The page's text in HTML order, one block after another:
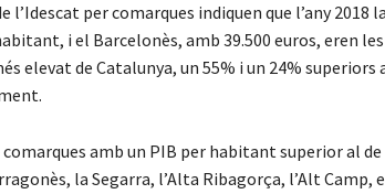
l’Idescat per comarques indiquen que l’any 2018
i el Barcelonès, amb 39.500 euros, eren
elevat de Catalunya, un 55% i un 24%
comarques amb un PIB per habitant superior al
la Segarra, l’Alta Ribagorça, l’Alt Camp,